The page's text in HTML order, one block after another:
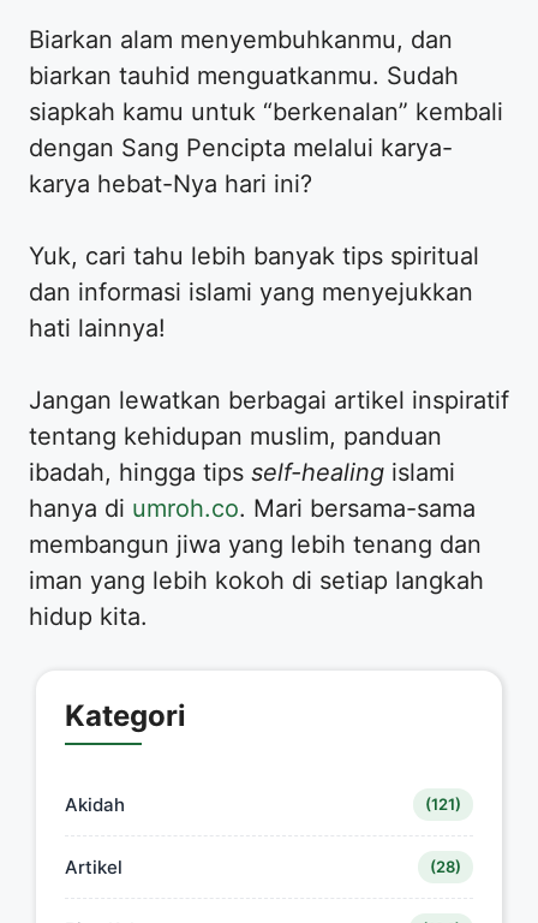
Biarkan alam menyembuhkanmu, dan
biarkan tauhid menguatkanmu. Sudah
siapkah kamu untuk “berkenalan” kembali
dengan Sang Pencipta melalui karya-
karya hebat-Nya hari ini?
Yuk, cari tahu lebih banyak tips spiritual
dan informasi islami yang menyejukkan
hati lainnya!
Jangan lewatkan berbagai artikel inspiratif
tentang kehidupan muslim, panduan
ibadah, hingga tips self-healing islami
hanya di umroh.co. Mari bersama-sama
membangun jiwa yang lebih tenang dan
iman yang lebih kokoh di setiap langkah
hidup kita.
Kategori
Akidah (121)
Artikel (28)